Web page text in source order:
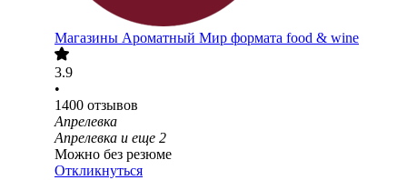
Магазины Ароматный Мир формата food & wine
3.9
•
1400 отзывов
Апрелевка
Апрелевка и еще 2
Можно без резюме
Откликнуться